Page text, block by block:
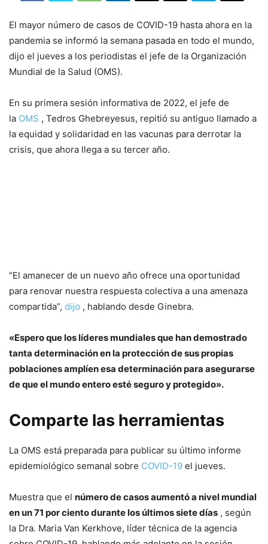
El mayor número de casos de COVID-19 hasta ahora en la
pandemia se informó la semana pasada en todo el mundo,
dijo el jueves a los periodistas el jefe de la Organización
Mundial de la Salud (OMS).
En su primera sesión informativa de 2022, el jefe de
la OMS , Tedros Ghebreyesus, repitió su antiguo llamado a
la equidad y solidaridad en las vacunas para derrotar la
crisis, que ahora llega a su tercer año.
“El amanecer de un nuevo año ofrece una oportunidad
para renovar nuestra respuesta colectiva a una amenaza
compartida”, dijo , hablando desde Ginebra.
«Espero que los líderes mundiales que han demostrado
tanta determinación en la protección de sus propias
poblaciones amplíen esa determinación para asegurarse
de que el mundo entero esté seguro y protegido».
Comparte las herramientas
La OMS está preparada para publicar su último informe
epidemiológico semanal sobre COVID-19 el jueves.
Muestra que el número de casos aumentó a nivel mundial
en un 71 por ciento durante los últimos siete días , según
la Dra. Maria Van Kerkhove, líder técnica de la agencia